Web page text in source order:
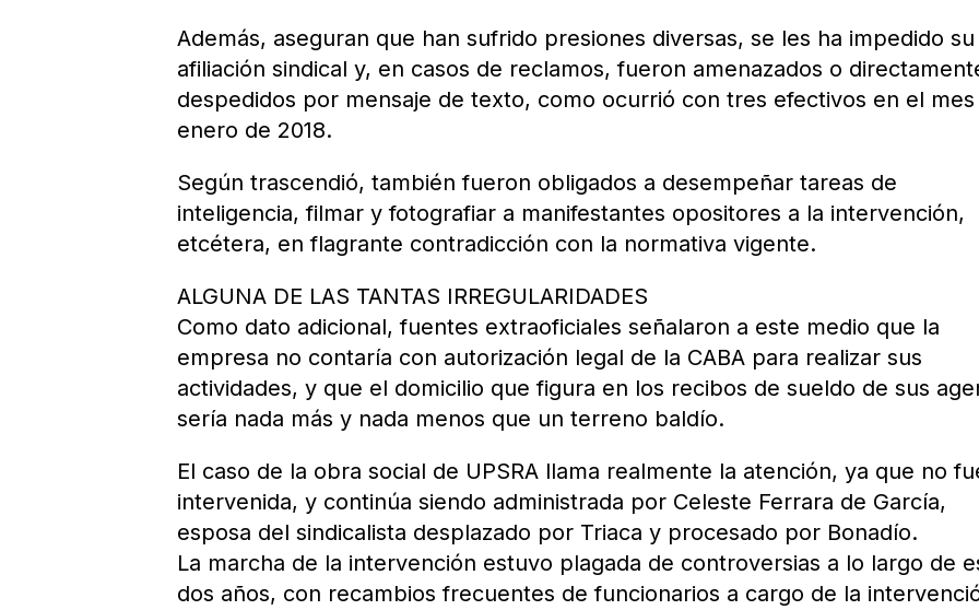
Además, aseguran que han sufrido presiones diversas, se les ha impedido su
afiliación sindical y, en casos de reclamos, fueron amenazados o
despedidos por mensaje de texto, como ocurrió con tres efectivos en el mes
enero de 2018.
Según trascendió, también fueron obligados a desempeñar tareas de
inteligencia, filmar y fotografiar a manifestantes opositores a la intervención,
etcétera, en flagrante contradicción con la normativa vigente.
ALGUNA DE LAS TANTAS IRREGULARIDADES
Como dato adicional, fuentes extraoficiales señalaron a este medio que la
empresa no contaría con autorización legal de la CABA para realizar sus
actividades, y que el domicilio que figura en los recibos de sueldo de sus
sería nada más y nada menos que un terreno baldío.
El caso de la obra social de UPSRA llama realmente la atención, ya que no
intervenida, y continúa siendo administrada por Celeste Ferrara de García,
esposa del sindicalista desplazado por Triaca y procesado por Bonadío.
La marcha de la intervención estuvo plagada de controversias a lo largo de
dos años, con recambios frecuentes de funcionarios a cargo de la